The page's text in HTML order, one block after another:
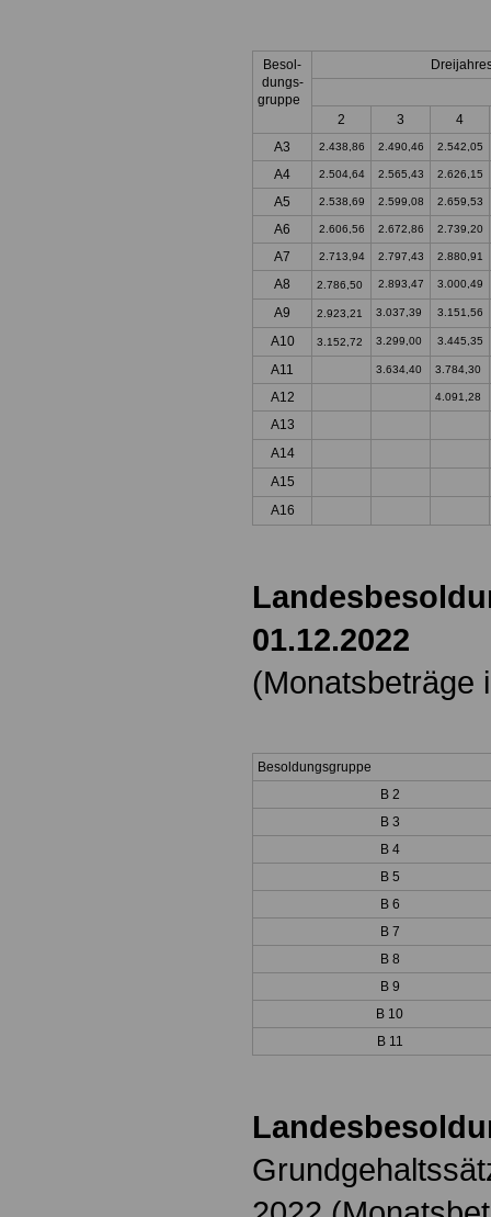
Besol-
dungs-
gruppe
2 3
4
A3
2.438,86 2.490,46 2.542,05
A4 2.504,64 2.565,43 2.626,15
A5 2.538,69 2.599,08 2.659,53
A6 2.606,56 2.672,86 2.739,20
A7 2.713,94 2.797,43 2.880,91
A8 2.786,50 2.893,47 3.000,49
A9 2.923,21 3.037,39 3.151,56
A10 3.152,72 3.299,00 3.445,35
A11 3.634,40 3.784,30
A12 4.091,28
A13
A14
A15
A16
01.12.2022
(Monatsbeträge
Besoldungsgruppe
B 2
B 3
B 4
B 5
B 6
B 7
B 8
B 9
B 10
B 11